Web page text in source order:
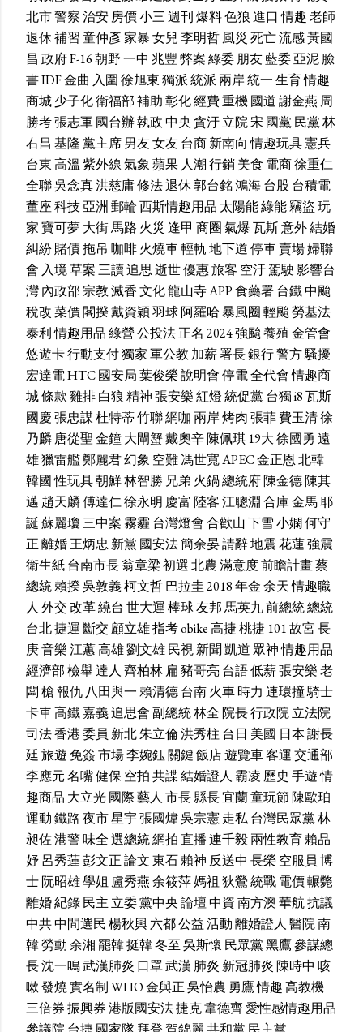
北市警察治安房價小三週刊爆料色狼進口 情趣老師
退休補習童仲彥家暴女兒李明哲風災 死亡流感黃國
昌 政府F-16朝野一中 兆豐弊案綠委朋友藍委亞泥臉
書IDF金曲 入圍徐旭東獨派統派 兩岸統一生育情趣
商城少子化衛福部補助彰化經費重機國道謝金燕 周
勝考張志軍國台辦執政中央貪汙立院宋 國黨民黨林
右昌 基隆黨主席男友女友台商新南向 情趣玩具憲兵
台東高溫 紫外線氣象蘋果 人潮行銷美食 電商徐重仁
全聯吳念真洪慈庸修法退休郭台銘鴻海台股 台積電
董座科技亞洲 郵輪西斯情趣用品 太陽能綠能竊盜玩
家寶可夢大街馬路 火災 逢甲 商圈氣爆瓦斯意外結婚
糾紛賭債拖吊 咖啡火燒車輕軌地下道停車賣場婦聯
會 入境草案三讀追思逝世優惠旅客 空汙駕駛影響台
灣內政部宗教滅香文化龍山寺APP食藥署台鐵中颱
稅改菜價閣揆戴資穎羽球阿羅哈暴風圈輕颱勞基法
泰利情趣用品綠營公投法正名 2024強颱養殖金管會
悠遊卡行動支付獨家軍公教 加薪署長銀行警方騷擾
宏達電HTC國安局葉俊榮說明會停電全代會情趣商
城條款雞排白狼精神張安樂紅燈統促黨台獨i8瓦斯
國慶張忠謀杜特蒂竹聯網咖 兩岸烤肉張菲費玉清徐
乃麟唐從聖金鐘大閘蟹戴奧辛陳佩琪 19大徐國勇 遠
雄獵雷艦鄭麗君幻象 空難馮世寬APEC金正恩北韓
韓國性玩具朝鮮林智勝 兄弟 火鍋總統府陳金德陳其
邁 趙天麟傅達仁徐永明 慶富 陸客江聰淵 合庫金馬耶
誕蘇麗瓊三中案霧霾 台灣燈會合歡山下雪小嫻何守
正離婚王炳忠 新黨國安法簡余晏請辭地震花蓮強震
衛生紙台南市長翁章梁初選北農滿意度前瞻計畫蔡
總統賴揆吳敦義柯文哲巴拉圭2018年金余天情趣職
人 外交改革繞台 世大運棒球友邦馬英九前總統總統
台北捷運 斷交 顧立雄指考obike高捷桃捷 101故宮長
庚音樂江蕙高雄劉文雄民視新聞 凱道 眾神情趣用品
經濟部檢舉達人 齊柏林 扁豬哥亮台語低薪張安樂老
闆槍報仇 八田與一賴清德台南火車時力 連環撞騎士
卡車高鐵嘉義追思會副總統林全 院長行政院立法院
司法香港委員 新北朱立倫洪秀柱 台日 美國 日本謝長
廷旅遊 免簽市場李婉鈺關鍵飯店遊覽車客運交通部
李應元名嘴健保空拍共諜結婚證人 霸凌 歷史 手遊情
趣商品 大立光國際藝人 市長縣長宜蘭童玩節陳歐珀
運動鐵路夜市星宇張國煒吳宗憲走私台灣民眾黨林
昶佐港警味全選總統網拍直播連千毅兩性教育賴品
妤呂秀蓮彭文正論文東石賴神 反送中 長榮空服員 博
士阮昭雄學姐 盧秀燕余筱萍媽祖 狄鶯統戰電價輾斃
離婚紀錄民主 立委黨中央論壇中資南方澳華航抗議
中共中間選民楊秋興六都公益活動離婚證人 醫院南
韓勞動余湘罷韓挺韓冬至吳斯懷 民眾黨黑鷹參謀總
長沈一鳴武漢肺炎 口罩武漢 肺炎 新冠肺炎陳時中 咳
嗽發燒實名制WHO金與正吳怡農 勇鷹情趣高教機
三倍券振興券港版國安法捷克韋德齊愛性感情趣用品